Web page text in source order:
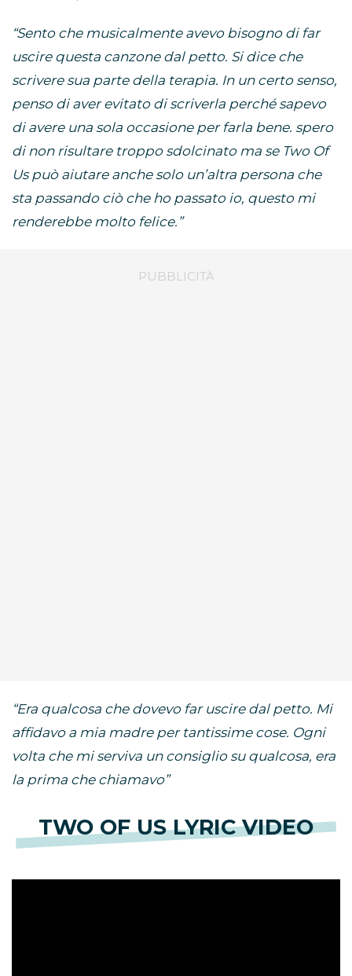
“Sento che musicalmente avevo bisogno di far
uscire questa canzone dal petto. Si dice che
scrivere sua parte della terapia. In un certo senso,
penso di aver evitato di scriverla perché sapevo
di avere una sola occasione per farla bene. spero
di non risultare troppo sdolcinato ma se Two Of
Us può aiutare anche solo un’altra persona che
sta passando ciò che ho passato io, questo mi
renderebbe molto felice.”
“Era qualcosa che dovevo far uscire dal petto. Mi
affidavo a mia madre per tantissime cose. Ogni
volta che mi serviva un consiglio su qualcosa, era
la prima che chiamavo”
TWO OF US LYRIC VIDEO